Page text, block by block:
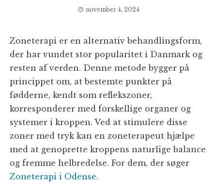
november 4, 2024
Zoneterapi er en alternativ behandlingsform,
der har vundet stor popularitet i Danmark og
resten af verden. Denne metode bygger på
princippet om, at bestemte punkter på
fødderne, kendt som reflekszoner,
korresponderer med forskellige organer og
systemer i kroppen. Ved at stimulere disse
zoner med tryk kan en zoneterapeut hjælpe
med at genoprette kroppens naturlige balance
og fremme helbredelse. For dem, der søger
Zoneterapi i Odense.